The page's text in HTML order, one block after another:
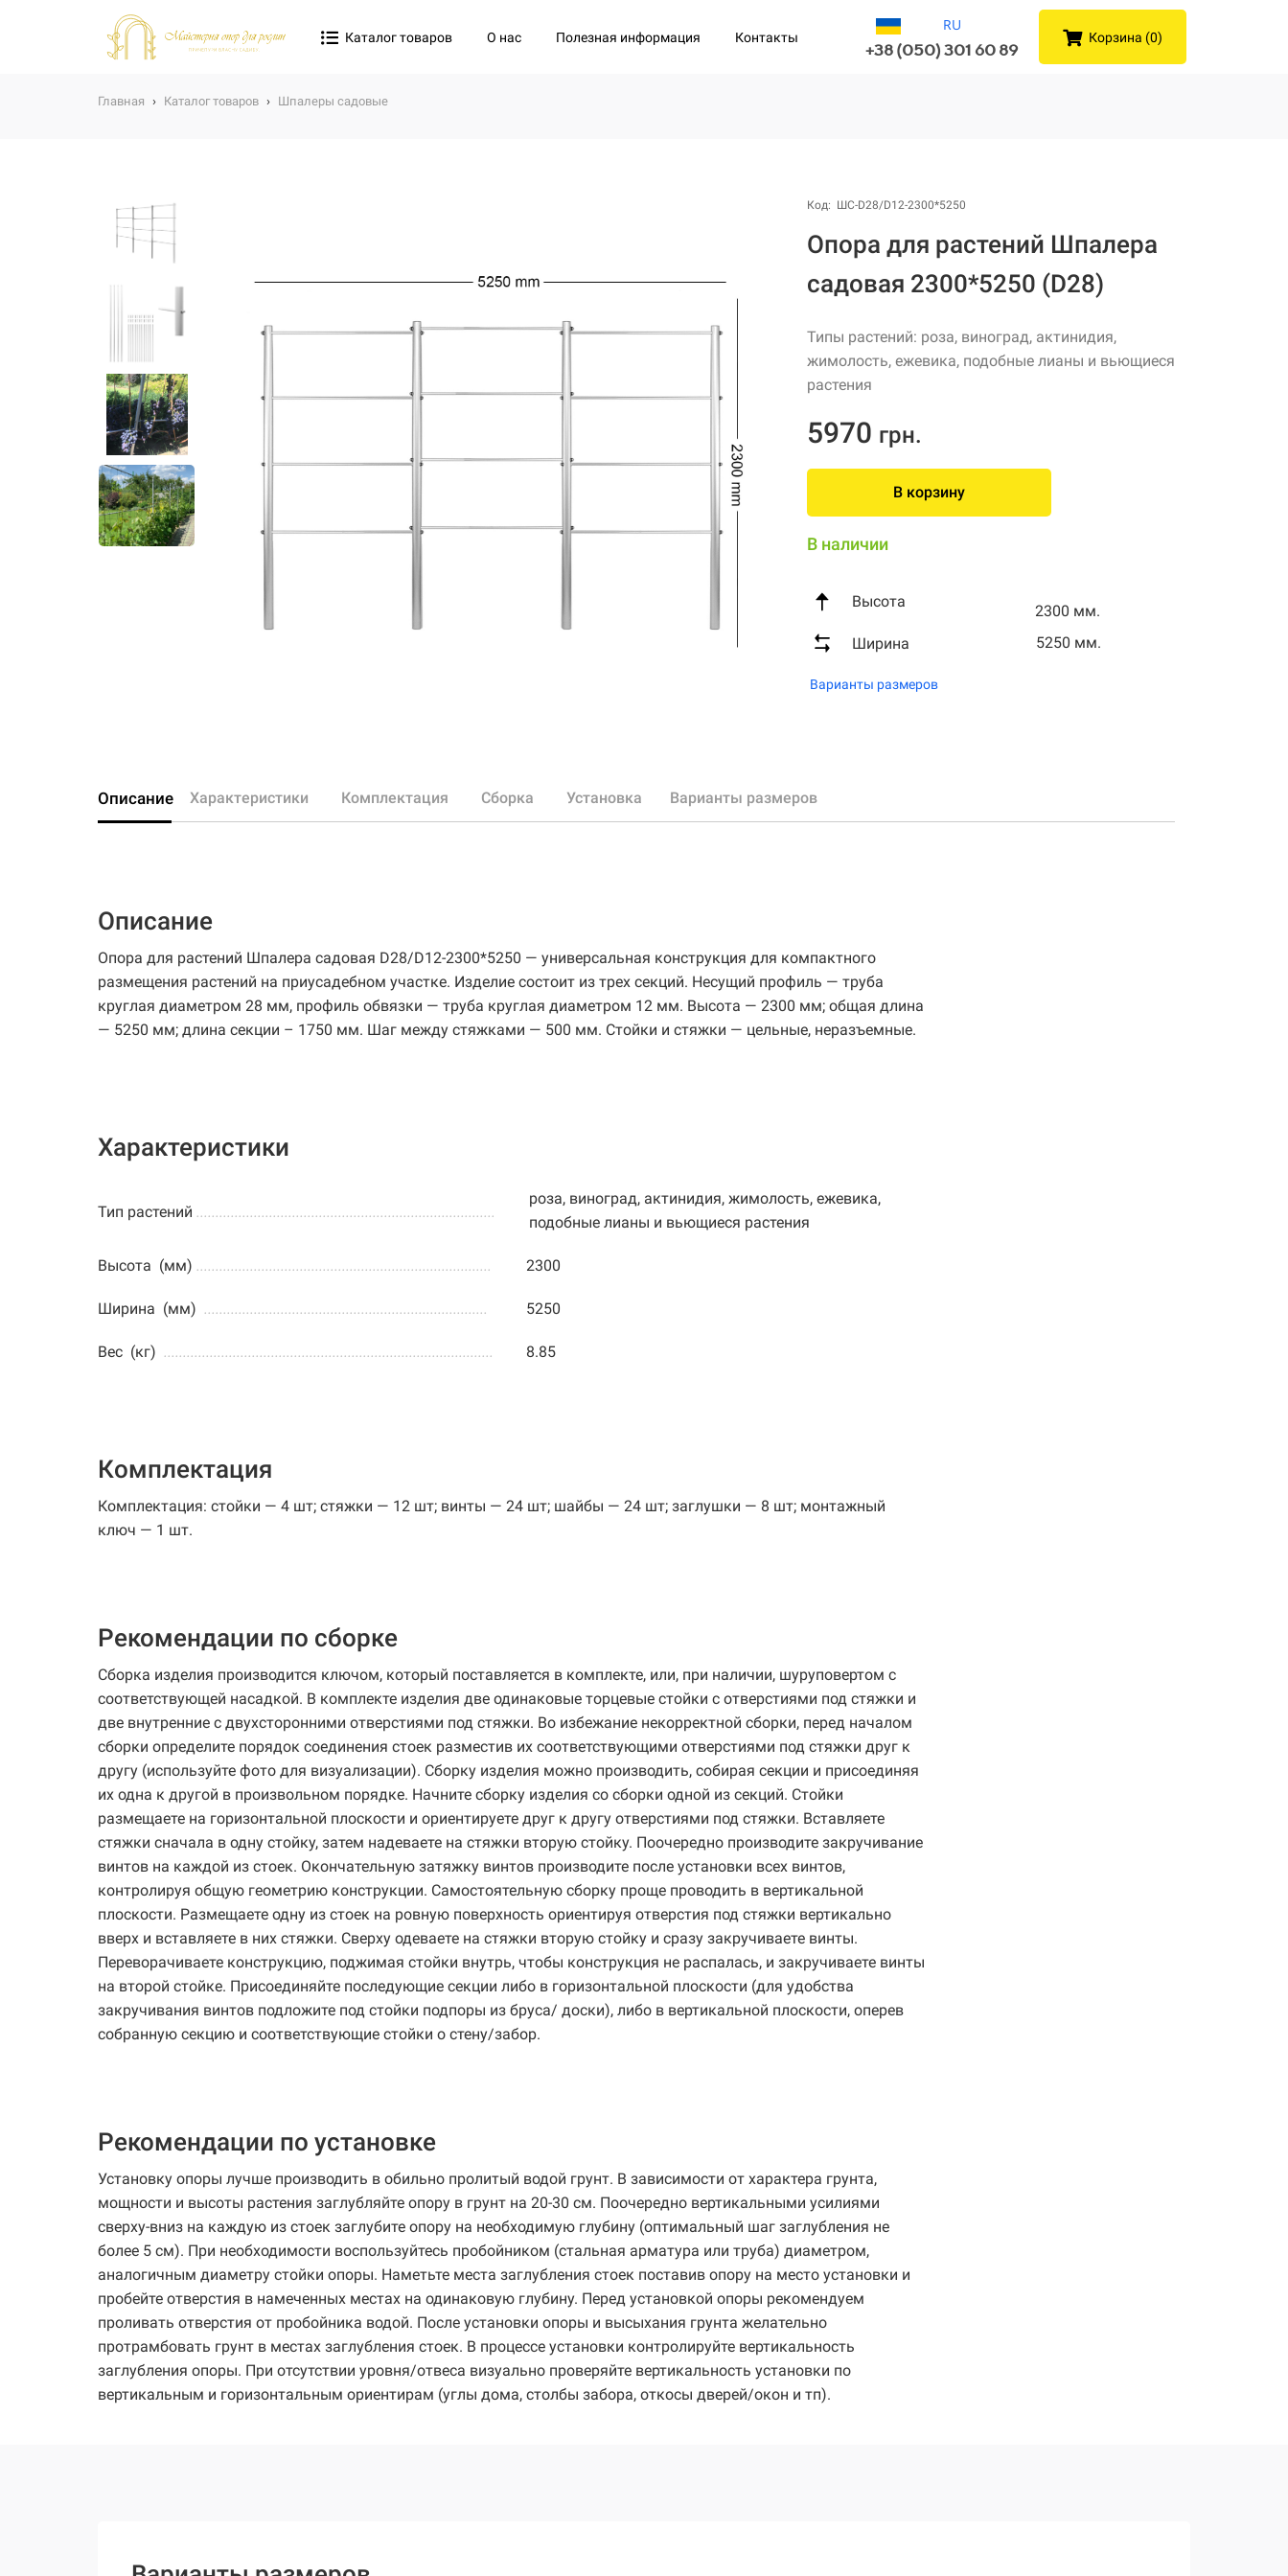
Каталог товаров О нас Полезная информация Контакты
RU
+38 (050) 301 60 89
Корзина (0)
Главная › Каталог товаров › Шпалеры садовые
Код: ШС-D28/D12-2300*5250
Опора для растений Шпалера
садовая 2300*5250 (D28)
Типы растений: роза, виноград, актинидия,
жимолость, ежевика, подобные лианы и вьющиеся
растения
5970 грн.
В корзину
В наличии
Высота
2300 мм.
Ширина
5250 мм.
Варианты размеров
Описание Характеристики Комплектация Сборка Установка Варианты размеров
Описание
Опора для растений Шпалера садовая D28/D12-2300*5250 — универсальная конструкция для компактного
размещения растений на приусадебном участке. Изделие состоит из трех секций. Несущий профиль — труба
круглая диаметром 28 мм, профиль обвязки — труба круглая диаметром 12 мм. Высота — 2300 мм; общая длина
— 5250 мм; длина секции – 1750 мм. Шаг между стяжками — 500 мм. Стойки и стяжки — цельные, неразъемные.
Характеристики
Тип растений ..............................................................................
роза, виноград, актинидия, жимолость, ежевика,
подобные лианы и вьющиеся растения
Высота (мм) ............................................................................. 2300
Ширина (мм) .......................................................................... 5250
Вес (кг) ...................................................................................... 8.85
Комплектация
Комплектация: стойки — 4 шт; стяжки — 12 шт; винты — 24 шт; шайбы — 24 шт; заглушки — 8 шт; монтажный
ключ — 1 шт.
Рекомендации по сборке
Сборка изделия производится ключом, который поставляется в комплекте, или, при наличии, шуруповертом с
соответствующей насадкой. В комплекте изделия две одинаковые торцевые стойки с отверстиями под стяжки и
две внутренние с двухсторонними отверстиями под стяжки. Во избежание некорректной сборки, перед началом
сборки определите порядок соединения стоек разместив их соответствующими отверстиями под стяжки друг к
другу (используйте фото для визуализации). Сборку изделия можно производить, собирая секции и присоединяя
их одна к другой в произвольном порядке. Начните сборку изделия со сборки одной из секций. Стойки
размещаете на горизонтальной плоскости и ориентируете друг к другу отверстиями под стяжки. Вставляете
стяжки сначала в одну стойку, затем надеваете на стяжки вторую стойку. Поочередно производите закручивание
винтов на каждой из стоек. Окончательную затяжку винтов производите после установки всех винтов,
контролируя общую геометрию конструкции. Самостоятельную сборку проще проводить в вертикальной
плоскости. Размещаете одну из стоек на ровную поверхность ориентируя отверстия под стяжки вертикально
вверх и вставляете в них стяжки. Сверху одеваете на стяжки вторую стойку и сразу закручиваете винты.
Переворачиваете конструкцию, поджимая стойки внутрь, чтобы конструкция не распалась, и закручиваете винты
на второй стойке. Присоединяйте последующие секции либо в горизонтальной плоскости (для удобства
закручивания винтов подложите под стойки подпоры из бруса/ доски), либо в вертикальной плоскости, оперев
собранную секцию и соответствующие стойки о стену/забор.
Рекомендации по установке
Установку опоры лучше производить в обильно пролитый водой грунт. В зависимости от характера грунта,
мощности и высоты растения заглубляйте опору в грунт на 20-30 см. Поочередно вертикальными усилиями
сверху-вниз на каждую из стоек заглубите опору на необходимую глубину (оптимальный шаг заглубления не
более 5 см). При необходимости воспользуйтесь пробойником (стальная арматура или труба) диаметром,
аналогичным диаметру стойки опоры. Наметьте места заглубления стоек поставив опору на место установки и
пробейте отверстия в намеченных местах на одинаковую глубину. Перед установкой опоры рекомендуем
проливать отверстия от пробойника водой. После установки опоры и высыхания грунта желательно
протрамбовать грунт в местах заглубления стоек. В процессе установки контролируйте вертикальность
заглубления опоры. При отсутствии уровня/отвеса визуально проверяйте вертикальность установки по
вертикальным и горизонтальным ориентирам (углы дома, столбы забора, откосы дверей/окон и тп).